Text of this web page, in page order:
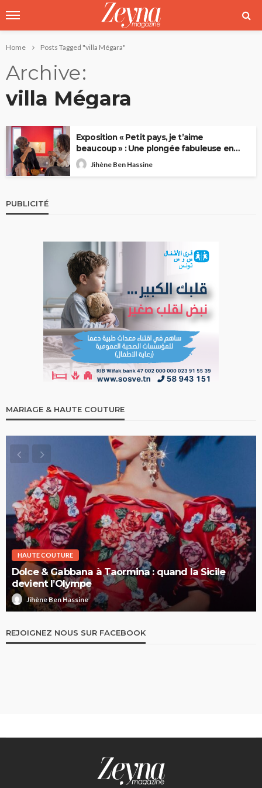
Home Posts Tagged "villa Mégara"
Archive
villa Mégara
Exposition « Petit pays, je t’aime
beaucoup » : Une plongée fabuleuse en
Tunisie
Jihène Ben Hassine
PUBLICITÉ
MARIAGE & HAUTE COUTURE
HAUTE COUTURE
Dolce & Gabbana à Taormina : quand la Sicile
devient l’Olympe
Jihène Ben Hassine
REJOIGNEZ NOUS SUR FACEBOOK